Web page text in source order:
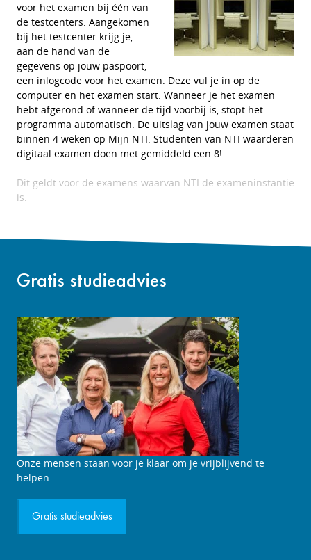
voor het examen bij één van
de testcenters. Aangekomen
bij het testcenter krijg je,
aan de hand van de
gegevens op jouw paspoort,
een inlogcode voor het examen. Deze vul je in op de
computer en het examen start. Wanneer je het examen
hebt afgerond of wanneer de tijd voorbij is, stopt het
programma automatisch. De uitslag van jouw examen staat
binnen 4 weken op Mijn NTI. Studenten van NTI waarderen
digitaal examen doen met gemiddeld een 8!
Dit geldt voor de examens waarvan NTI de exameninstantie
is.
Gratis studieadvies
Studieadviesgesprek
aanvragen
Onze mensen staan voor je klaar om je vrijblijvend te
helpen.
Gratis studieadvies